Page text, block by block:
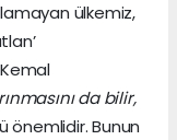
ülkemiz,
da bilir,
önemlidir. Bunun